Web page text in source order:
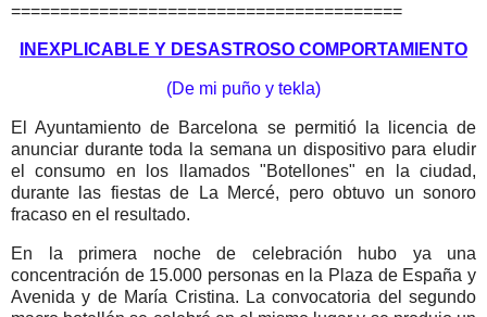
========================================
INEXPLICABLE Y DESASTROSO COMPORTAMIENTO
(De mi puño y tekla)
El Ayuntamiento de Barcelona se permitió la licencia de
anunciar durante toda la semana un dispositivo para eludir
el consumo en los llamados "Botellones" en la ciudad,
durante las fiestas de La Mercé, pero obtuvo un sonoro
fracaso en el resultado.
En la primera noche de celebración hubo ya una
concentración de 15.000 personas en la Plaza de España y
Avenida y de María Cristina. La convocatoria del segundo